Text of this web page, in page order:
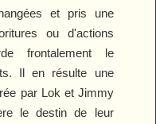
et pris une
ou d'actions
frontalement le
Il en résulte une
par Lok et Jimmy
le destin de leur